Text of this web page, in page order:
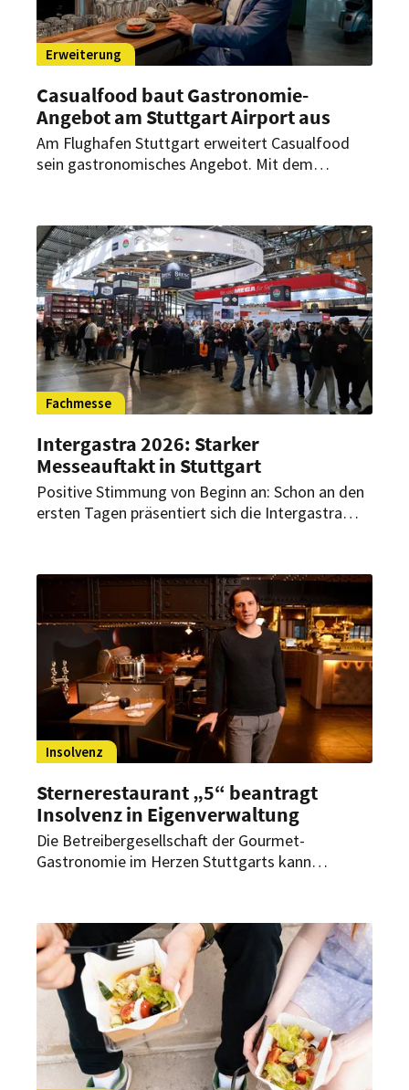
Erweiterung
Casualfood baut Gastronomie-
Angebot am Stuttgart Airport aus
Am Flughafen Stuttgart erweitert Casualfood
sein gastronomisches Angebot. Mit dem
in Betrieb.
Fachmesse
Intergastra 2026: Starker
Messeauftakt in Stuttgart
Positive Stimmung von Beginn an: Schon an den
ersten Tagen präsentiert sich die Intergastra
intensive Gespräche und realistische
Erwartungen prägen den Messeauftakt – wie
Aussteller im Gespräch mit HOGAPAGE berichten.
Insolvenz
Sternerestaurant „5“ beantragt
Insolvenz in Eigenverwaltung
Die Betreibergesellschaft der Gourmet-
Gastronomie im Herzen Stuttgarts kann
erfolglos. Daher hat die Zedo GmbH,
Betreibergesellschaft des „5 Gourmet Bar und
Restaurant“ in Stuttgart, nun Insolvenz in
Eigenverwaltung beantragt.